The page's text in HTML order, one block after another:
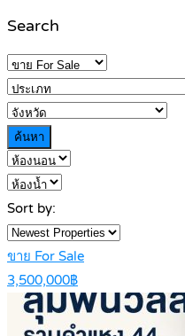
Search
ค้นหา
Sort by:
ขาย For Sale
3,500,000฿